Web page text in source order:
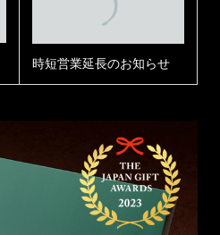
時短営業延長のお知らせ